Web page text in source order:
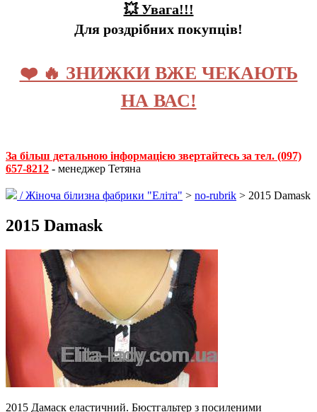
💥 Увага!!!
Для роздрібних покупців!
❤️ 🔥 ЗНИЖКИ ВЖЕ ЧЕКАЮТЬ
НА ВАС!
За більш детальною інформацією звертайтесь за тел. (097)
657-8212 - менеджер Тетяна
/Жіноча білизна фабрики "Еліта" > no-rubrik > 2015 Damask
2015 Damask
2015 Дамаск еластичний. Бюстгальтер з посиленими